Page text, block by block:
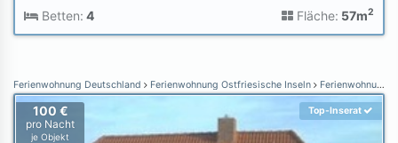
Betten: 4 Fläche: 57m2
Ferienwohnung Deutschland Ferienwohnung Ostfriesische Inseln Ferienwohnung Borkum
100 €
pro Nacht
je Objekt
Top-Inserat